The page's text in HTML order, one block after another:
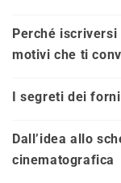
Perché iscriversi
motivi che ti
I segreti dei
Dall’idea allo
cinematografica